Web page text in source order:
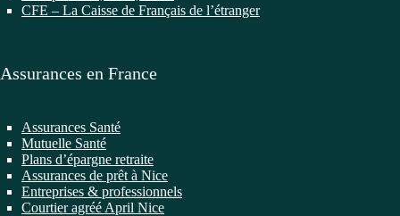
CFE – La Caisse de Français de l’étranger
Assurances en France
Assurances Santé
Mutuelle Santé
Plans d’épargne retraite
Assurances de prêt à Nice
Entreprises & professionnels
Courtier agréé April Nice